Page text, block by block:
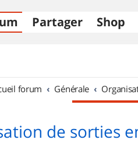
Partager Shop
forum Générale
de sorties